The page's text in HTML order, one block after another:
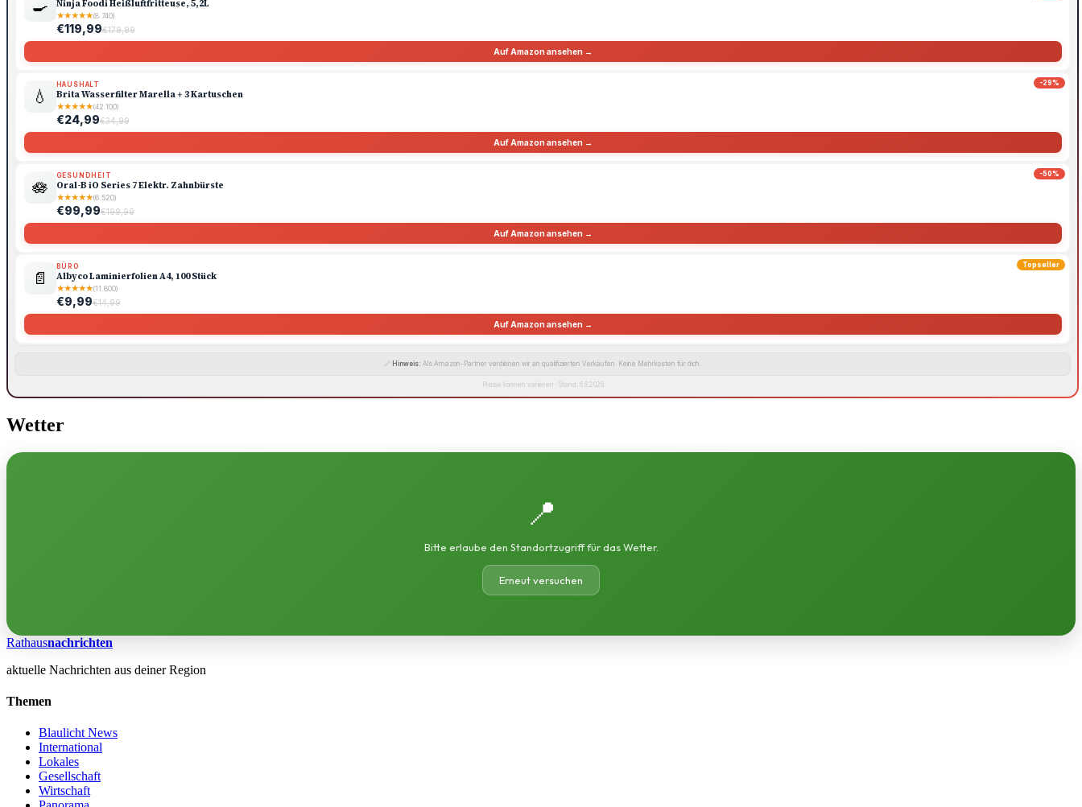
🍳 Ninja Foodi Heißluftfritteuse, 5,2L
★★★★★(8.740)
€119,99€179,99
Auf Amazon ansehen →
-29%
💧
HAUSHALT
Brita Wasserfilter Marella + 3 Kartuschen
★★★★★(42.100)
€24,99€34,99
Auf Amazon ansehen →
-50%
🪷
GESUNDHEIT
Oral-B iO Series 7 Elektr. Zahnbürste
★★★★★(6.520)
€99,99€199,99
Auf Amazon ansehen →
Topseller
📄
BÜRO
Albyco Laminierfolien A4, 100 Stück
★★★★★(11.800)
€9,99€14,99
Auf Amazon ansehen →
🔗 Hinweis: Als Amazon-Partner verdienen wir an qualifizierten Verkäufen. Keine Mehrkosten für dich.
Preise können variieren · Stand: 6.8.2026
Wetter
📍
Bitte erlaube den Standortzugriff für das Wetter.
Erneut versuchen
Rathausnachrichten
aktuelle Nachrichten aus deiner Region
Themen
Blaulicht News
International
Lokales
Gesellschaft
Wirtschaft